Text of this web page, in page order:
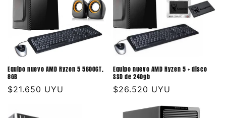
Equipo nuevo AMD Ryzen 5 5600GT,
8GB
Precio
$21.650 UYU
Equipo nuevo AMD Ryzen 5 + disco
SSD de 240gb
Precio
$26.520 UYU